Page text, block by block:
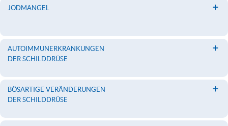
JODMANGEL
AUTOIMMUNERKRANKUNGEN
DER SCHILDDRÜSE
BÖSARTIGE VERÄNDERUNGEN
DER SCHILDDRÜSE